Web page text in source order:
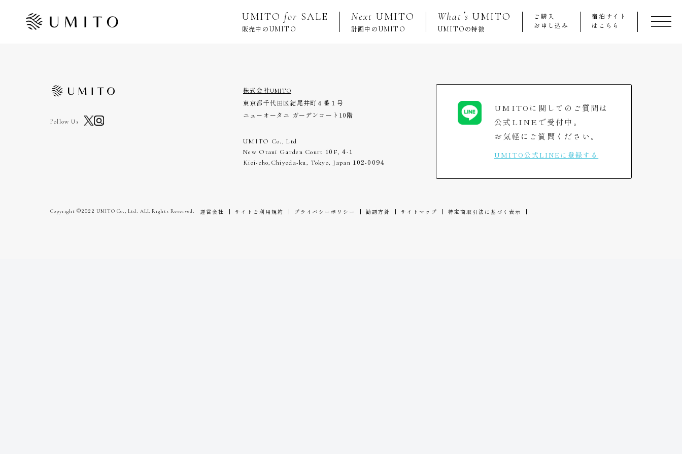
UMITO for SALE
販売中の UMITO
Next UMITO
計画中の UMITO
What’s UMITO
UMITO の特徴
ご購入
お申し込み
宿泊サイト
はこちら
Follow Us
株式会社UMITO
東京都千代田区紀尾井町４番１号
ニューオータニ ガーデンコート10階
UMITO Co., Ltd
New Otani Garden Court 10 F,4-1
Kioi-cho,Chiyoda-ku, Tokyo, Japan 102-0094
UMITOに関してのご質問は
公式LINEで受付中。
お気軽にご質問ください。
UMITO公式LINEに登録する
Copyright ©2022 UMITO Co., Ltd. ALL Rights Reserved. 運営会社 サイトご利用規約 プライバシーポリシー 勧誘方針 サイトマップ 特定商取引法に基づく表示